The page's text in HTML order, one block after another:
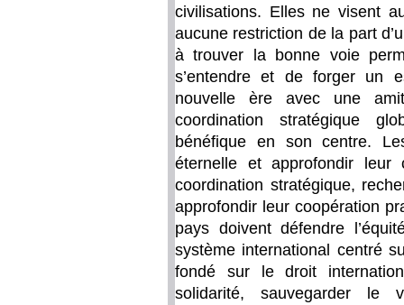
civilisations. Elles ne visent
aucune restriction de la part
à trouver la bonne voie
s’entendre et de forger un
nouvelle ère avec une
coordination stratégique
bénéfique en son centre.
éternelle et approfondir leur
coordination stratégique,
approfondir leur coopération
pays doivent défendre
système international centré
fondé sur le droit
solidarité, sauvegarder le